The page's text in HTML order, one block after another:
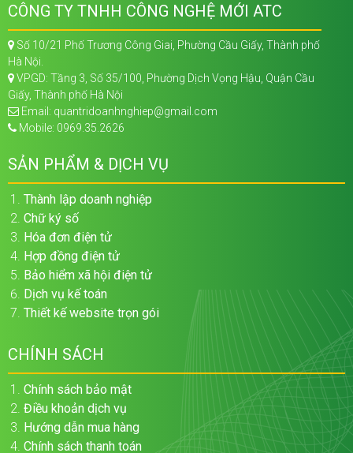
CÔNG TY TNHH CÔNG NGHỆ MỚI ATC
Số 10/21 Phố Trương Công Giai, Phường Cầu Giấy, Thành phố
Hà Nội.
VPGD: Tầng 3, Số 35/100, Phường Dịch Vọng Hậu, Quận Cầu
Giấy, Thành phố Hà Nội
Email: quantridoanhnghiep@gmail.com
Mobile: 0969.35.2626
SẢN PHẨM & DỊCH VỤ
Thành lập doanh nghiệp
Chữ ký số
Hóa đơn điện tử
Hợp đồng điện tử
Bảo hiểm xã hội điện tử
Dịch vụ kế toán
Thiết kế website trọn gói
CHÍNH SÁCH
Chính sách bảo mật
Điều khoản dịch vụ
Hướng dẫn mua hàng
Chính sách thanh toán